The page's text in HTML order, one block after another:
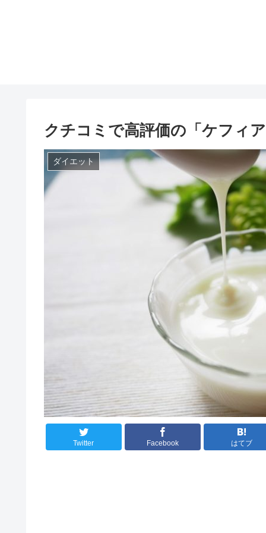
クチコミで高評価の「ケフィ
ダイエット
Twitter Facebook はてブ